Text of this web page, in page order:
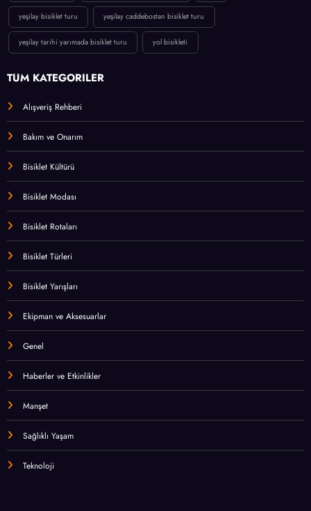
yeşilay bisiklet turu yeşilay caddebostan bisiklet turu
yeşilay tarihi yarımada bisiklet turu yol bisikleti
TÜM KATEGORİLER
Alışveriş Rehberi
Bakım ve Onarım
Bisiklet Kültürü
Bisiklet Modası
Bisiklet Rotaları
Bisiklet Türleri
Bisiklet Yarışları
Ekipman ve Aksesuarlar
Genel
Haberler ve Etkinlikler
Manşet
Sağlıklı Yaşam
Teknoloji